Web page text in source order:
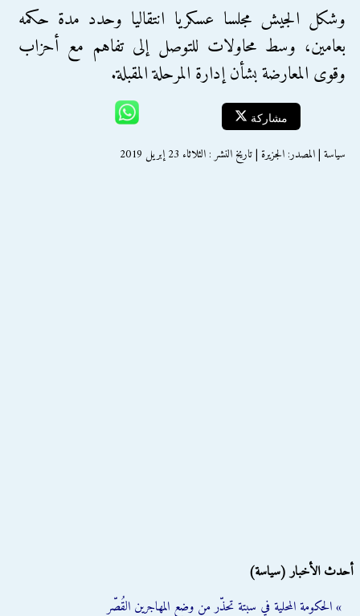
وشكل الجيش مجلسا عسكريا انتقاليا وحدد مدة حكمه
بعامين، وسط محاولات للتوصل إلى تفاهم مع أحزاب
وقوى المعارضة بشأن إدارة المرحلة المقبلة.
مشاركة
سياسة | المصدر: الجزيرة | تاريخ النشر : الثلاثاء 23 إبريل 2019
أحدث الأخبار (سياسة)
» الحكومة المحلية في سبتة تحذّر من وضع المهاجرين القُصّر